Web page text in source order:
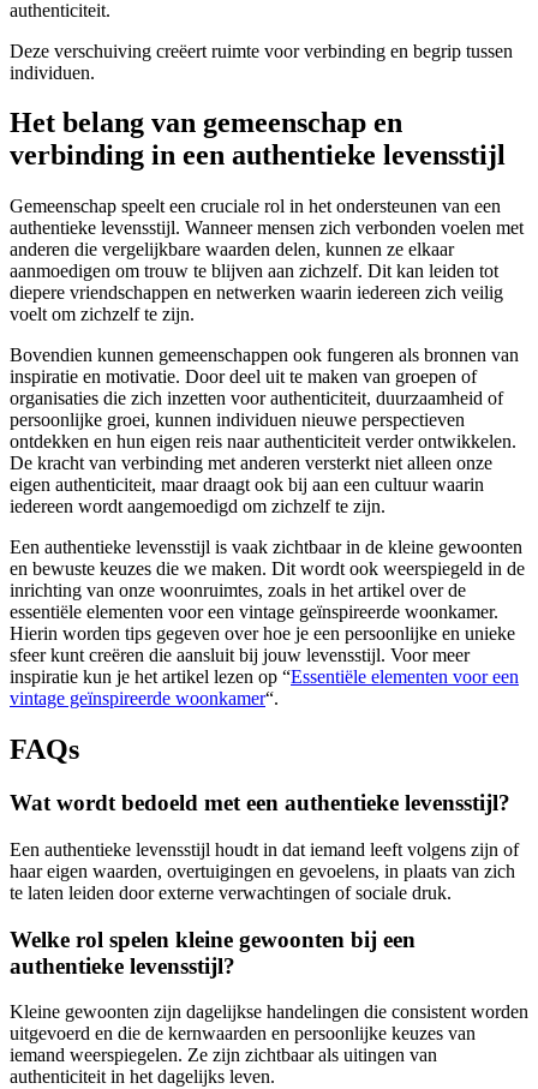
authenticiteit.
Deze verschuiving creëert ruimte voor verbinding en begrip tussen
individuen.
Het belang van gemeenschap en
verbinding in een authentieke levensstijl
Gemeenschap speelt een cruciale rol in het ondersteunen van een
authentieke levensstijl. Wanneer mensen zich verbonden voelen met
anderen die vergelijkbare waarden delen, kunnen ze elkaar
aanmoedigen om trouw te blijven aan zichzelf. Dit kan leiden tot
diepere vriendschappen en netwerken waarin iedereen zich veilig
voelt om zichzelf te zijn.
Bovendien kunnen gemeenschappen ook fungeren als bronnen van
inspiratie en motivatie. Door deel uit te maken van groepen of
organisaties die zich inzetten voor authenticiteit, duurzaamheid of
persoonlijke groei, kunnen individuen nieuwe perspectieven
ontdekken en hun eigen reis naar authenticiteit verder ontwikkelen.
De kracht van verbinding met anderen versterkt niet alleen onze
eigen authenticiteit, maar draagt ook bij aan een cultuur waarin
iedereen wordt aangemoedigd om zichzelf te zijn.
Een authentieke levensstijl is vaak zichtbaar in de kleine gewoonten
en bewuste keuzes die we maken. Dit wordt ook weerspiegeld in de
inrichting van onze woonruimtes, zoals in het artikel over de
essentiële elementen voor een vintage geïnspireerde woonkamer.
Hierin worden tips gegeven over hoe je een persoonlijke en unieke
sfeer kunt creëren die aansluit bij jouw levensstijl. Voor meer
inspiratie kun je het artikel lezen op “Essentiële elementen voor een
vintage geïnspireerde woonkamer“.
FAQs
Wat wordt bedoeld met een authentieke levensstijl?
Een authentieke levensstijl houdt in dat iemand leeft volgens zijn of
haar eigen waarden, overtuigingen en gevoelens, in plaats van zich
te laten leiden door externe verwachtingen of sociale druk.
Welke rol spelen kleine gewoonten bij een
authentieke levensstijl?
Kleine gewoonten zijn dagelijkse handelingen die consistent worden
uitgevoerd en die de kernwaarden en persoonlijke keuzes van
iemand weerspiegelen. Ze zijn zichtbaar als uitingen van
authenticiteit in het dagelijks leven.